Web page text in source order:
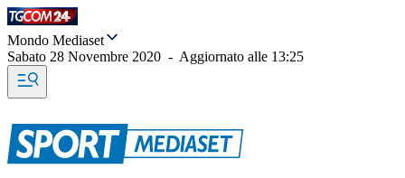
Mondo Mediaset
Sabato 28 Novembre 2020 - Aggiornato alle 13:25